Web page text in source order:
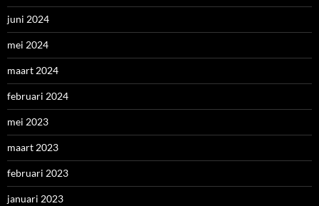
juni 2024
mei 2024
maart 2024
februari 2024
mei 2023
maart 2023
februari 2023
januari 2023